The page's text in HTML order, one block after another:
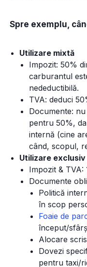
Spre exemplu,
Utilizare mixtă
Impozit: 50%
carburantul
nedeductibilă.
TVA: deduci
Documente:
pentru 50%,
internă (cine
când, scopul,
Utilizare
Impozit & TVA:
Documente
Politică
în scop
Foaie de
început/
Alocare
Dovezi
pentru taxi/